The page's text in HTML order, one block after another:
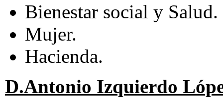
Bienestar social y Salud.
Mujer.
Hacienda.
D.Antonio Izquierdo